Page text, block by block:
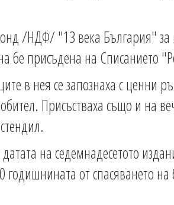
/НДФ/ "13 века България" за
бе присъдена на Списанието
в нея се запознаха с ценни
Присъстваха също и на
на седемнадесетото
от спасяването на